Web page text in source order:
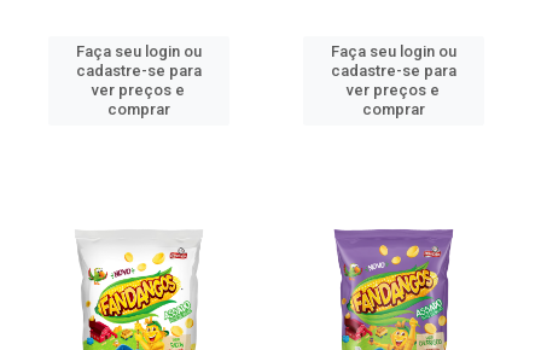
Faça seu login ou
cadastre-se para
ver preços e
comprar
Faça seu login ou
cadastre-se para
ver preços e
comprar